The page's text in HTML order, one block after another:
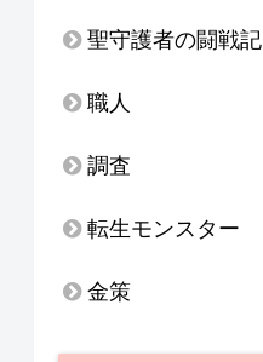
聖守護者の闘戦記
職人
調査
転生モンスター
金策